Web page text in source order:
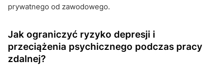
prywatnego od zawodowego.
Jak ograniczyć ryzyko depresji i
przeciążenia psychicznego podczas pracy
zdalnej?